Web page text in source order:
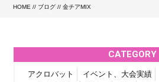
HOME // ブログ // 金チアMIX
CATEGORY
アクロバット イベント、大会実績